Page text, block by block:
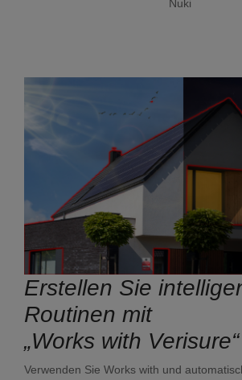
Nuki
Erstellen Sie
Routinen mit
„Works with Verisure“
Verwenden Sie Works with und